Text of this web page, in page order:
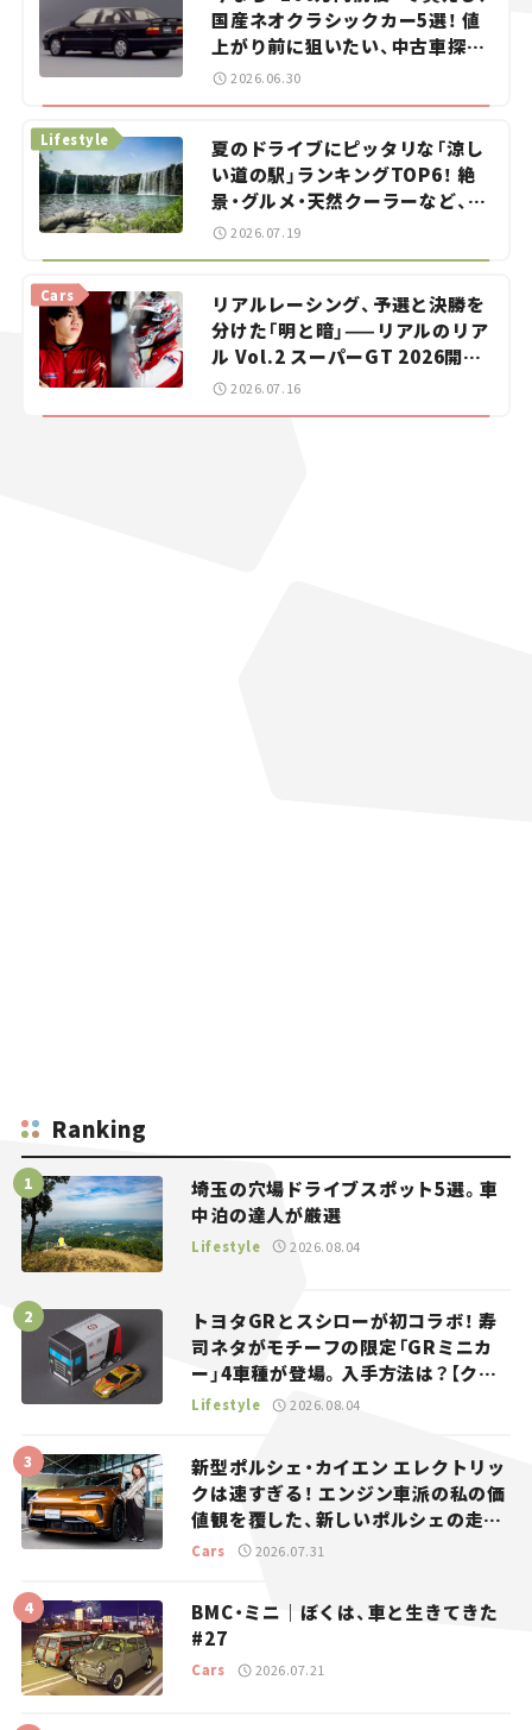
国産ネオクラシックカー5選！ 値
上がり前に狙いたい、中古車探し
をお手伝い――ちょっとイケてるマ
2026.06.30
夏のドライブにピッタリな「涼し
い道の駅」ランキングTOP6！ 絶
景・グルメ・天然クーラーなど、避
暑におすすめのスポットを紹介
Lifestyle
2026.07.19
リアルレーシング、予選と決勝を
分けた「明と暗」——リアルのリア
ル Vol.2 スーパーGT 2026開幕
戦 岡山国際サーキット
Cars
2026.07.16
Ranking
埼玉の穴場ドライブスポット5選。車
中泊の達人が厳選
Lifestyle 2026.08.04
トヨタGRとスシローが初コラボ！ 寿
司ネタがモチーフの限定「GRミニカ
ー」4車種が登場。入手方法は？【クル
マとホビー】
Lifestyle 2026.08.04
新型ポルシェ・カイエン エレクトリッ
クは速すぎる！ エンジン車派の私の価
値観を覆した、新しいポルシェの走
り。
Cars 2026.07.31
BMC・ミニ｜ぼくは、車と生きてきた
#27
Cars 2026.07.21